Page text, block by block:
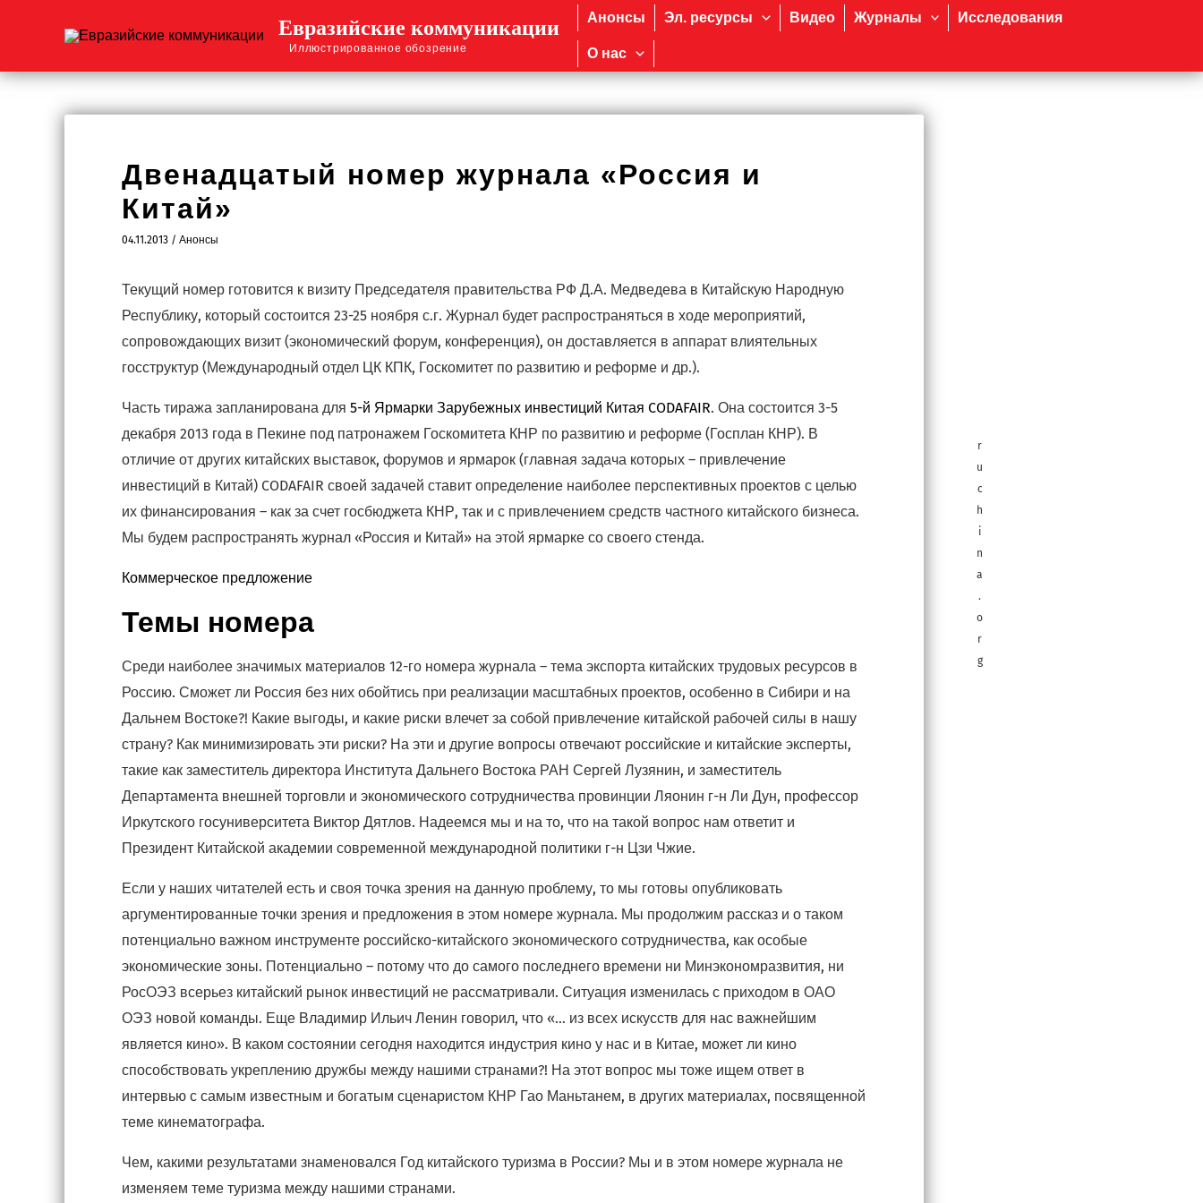
Евразийские коммуникации
Иллюстрированное обозрение
Анонсы Эл. ресурсы Видео Журналы Исследования
О нас
Двенадцатый номер журнала «Россия и
Китай»
04.11.2013 / Анонсы
Текущий номер готовится к визиту Председателя правительства РФ Д.А. Медведева в Китайскую Народную
Республику, который состоится 23-25 ноября с.г. Журнал будет распространяться в ходе мероприятий,
сопровождающих визит (экономический форум, конференция), он доставляется в аппарат влиятельных
госструктур (Международный отдел ЦК КПК, Госкомитет по развитию и реформе и др.).
Часть тиража запланирована для 5-й Ярмарки Зарубежных инвестиций Китая CODAFAIR. Она состоится 3-5
декабря 2013 года в Пекине под патронажем Госкомитета КНР по развитию и реформе (Госплан КНР). В
отличие от других китайских выставок, форумов и ярмарок (главная задача которых – привлечение
инвестиций в Китай) CODAFAIR своей задачей ставит определение наиболее перспективных проектов с целью
их финансирования – как за счет госбюджета КНР, так и с привлечением средств частного китайского бизнеса.
Мы будем распространять журнал «Россия и Китай» на этой ярмарке со своего стенда.
Коммерческое предложение
Темы номера
Среди наиболее значимых материалов 12-го номера журнала – тема экспорта китайских трудовых ресурсов в
Россию. Сможет ли Россия без них обойтись при реализации масштабных проектов, особенно в Сибири и на
Дальнем Востоке?! Какие выгоды, и какие риски влечет за собой привлечение китайской рабочей силы в нашу
страну? Как минимизировать эти риски? На эти и другие вопросы отвечают российские и китайские эксперты,
такие как заместитель директора Института Дальнего Востока РАН Сергей Лузянин, и заместитель
Департамента внешней торговли и экономического сотрудничества провинции Ляонин г-н Ли Дун, профессор
Иркутского госуниверситета Виктор Дятлов. Надеемся мы и на то, что на такой вопрос нам ответит и
Президент Китайской академии современной международной политики г-н Цзи Чжие.
Если у наших читателей есть и своя точка зрения на данную проблему, то мы готовы опубликовать
аргументированные точки зрения и предложения в этом номере журнала. Мы продолжим рассказ и о таком
потенциально важном инструменте российско-китайского экономического сотрудничества, как особые
экономические зоны. Потенциально – потому что до самого последнего времени ни Минэкономразвития, ни
РосОЭЗ всерьез китайский рынок инвестиций не рассматривали. Ситуация изменилась с приходом в ОАО
ОЭЗ новой команды. Еще Владимир Ильич Ленин говорил, что «… из всех искусств для нас важнейшим
является кино». В каком состоянии сегодня находится индустрия кино у нас и в Китае, может ли кино
способствовать укреплению дружбы между нашими странами?! На этот вопрос мы тоже ищем ответ в
интервью с самым известным и богатым сценаристом КНР Гао Маньтанем, в других материалах, посвященной
теме кинематографа.
Чем, какими результатами знаменовался Год китайского туризма в России? Мы и в этом номере журнала не
изменяем теме туризма между нашими странами.
r
u
c
h
i
n
a
.
o
r
g